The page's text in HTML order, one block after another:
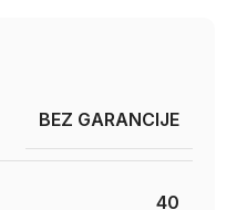
BEZ GARANCIJE
40